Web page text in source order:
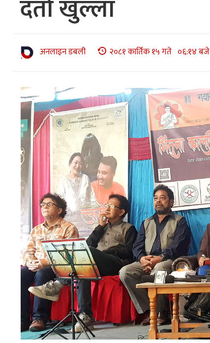
दर्ता खुल्ला
अनलाइन डबली २०८१ कार्तिक १५ गते ०६:१४ बजे